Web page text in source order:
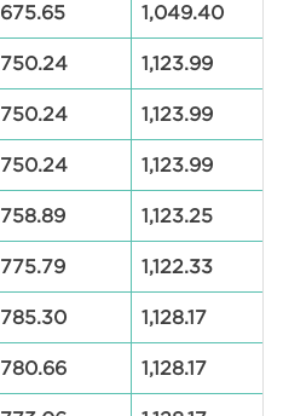
675.65 1,049.40
750.24 1,123.99
750.24 1,123.99
750.24 1,123.99
758.89 1,123.25
775.79 1,122.33
785.30 1,128.17
780.66 1,128.17